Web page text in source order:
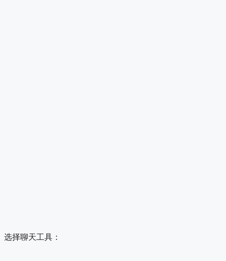
选择聊天工具：